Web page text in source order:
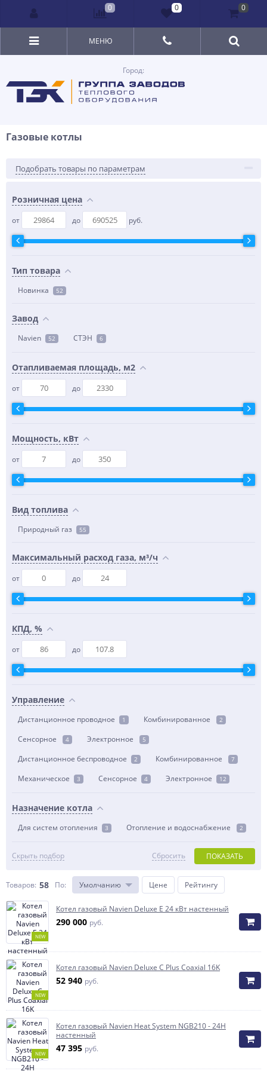
Город:
МЕНЮ
Газовые котлы
Подобрать товары по параметрам
Розничная цена
от до руб.
Тип товара
Новинка 52
Завод
Navien 52 СТЭН 6
Отапливаемая площадь, м2
от до
Мощность, кВт
от до
Вид топлива
Природный газ 55
Максимальный расход газа, м³/ч
от до
КПД, %
от до
Управление
Дистанционное проводное 1 Комбинированное 2
Сенсорное 4 Электронное 5
Дистанционное беспроводное 2 Комбинированное 7
Механическое 3 Сенсорное 4 Электронное 12
Назначение котла
Для систем отопления 3 Отопление и водоснабжение 2
Скрыть подбор ПОКАЗАТЬ
Сбросить
Товаров: 58 По: Умолчанию Цене Рейтингу
NEW
Котел газовый Navien Deluxe E 24 кВт настенный
290 000 руб.
NEW
Котел газовый Navien Deluxe C Plus Coaxial 16K
52 940 руб.
NEW
Котел газовый Navien Heat System NGB210 - 24H
настенный
47 395 руб.
0 0 0